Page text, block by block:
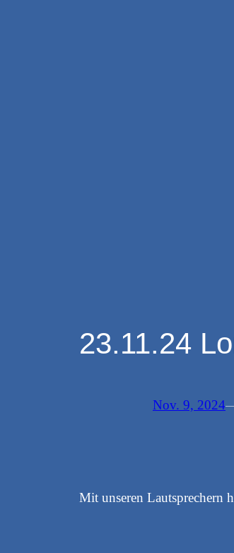
23.11.24
Nov. 9, 2024
Mit unseren Lautsprechern